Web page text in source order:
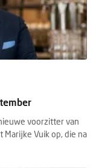
voorzitter van
Marijke Vuik op, die na